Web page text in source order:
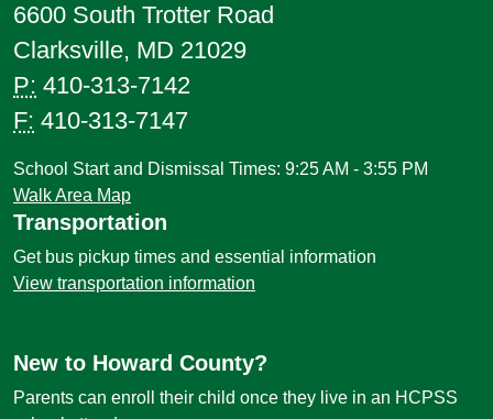
6600 South Trotter Road
Clarksville, MD 21029
P: 410-313-7142
F: 410-313-7147
School Start and Dismissal Times: 9:25 AM - 3:55 PM
Walk Area Map
Transportation
Get bus pickup times and essential information
View transportation information
New to Howard County?
Parents can enroll their child once they live in an HCPSS